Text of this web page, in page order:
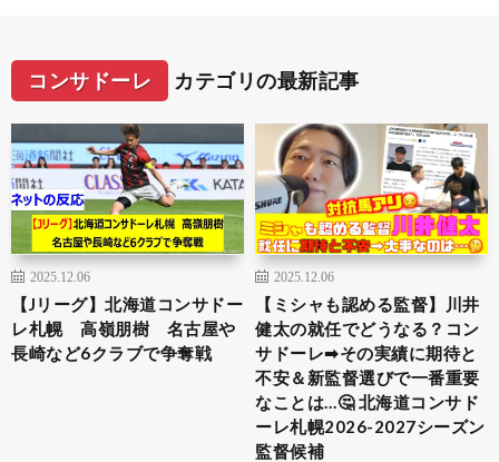
コンサドーレ カテゴリの最新記事
2025.12.06
【Jリーグ】北海道コンサドー
レ札幌 高嶺朋樹 名古屋や
長崎など6クラブで争奪戦
2025.12.06
【ミシャも認める監督】川井
健太の就任でどうなる？コン
サドーレ➡︎その実績に期待と
不安＆新監督選びで一番重要
なことは…🤔 北海道コンサド
ーレ札幌2026-2027シーズン
監督候補